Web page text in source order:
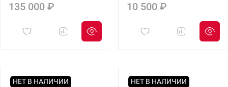
135 000 ₽ 10 500 ₽
НЕТ В НАЛИЧИИ НЕТ В НАЛИЧИИ